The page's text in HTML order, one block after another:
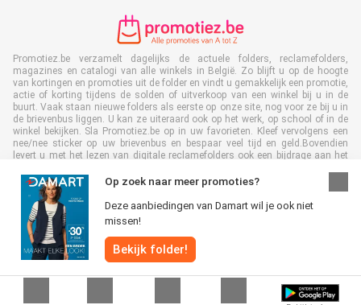
Op zoek naar meer promoties?
Deze aanbiedingen van Damart wil je ook niet
missen!
Bekijk folder!
Promotiez.be verzamelt dagelijks de actuele folders, reclamefolders,
magazines en catalogi van alle winkels in België. Zo blijft u op de hoogte
van kortingen en promoties uit de folder en vindt u gemakkelijk een promotie,
actie of korting tijdens de solden of uitverkoop van een winkel bij u in de
buurt. Vaak staan nieuwe folders als eerste op onze site, nog voor ze bij u in
de brievenbus liggen. U kan ze uiteraard ook op het werk, op school of in de
winkel bekijken. Sla Promotiez.be op in uw favorieten. Kleef vervolgens een
nee/nee sticker op uw brievenbus en bespaar veel tijd en geld.Bovendien
levert u met het lezen van digitale reclamefolders ook een bijdrage aan het
Alle rechten voorbehouden © Promotiez.be 2026 |
voorwaarden|Privacybeleid